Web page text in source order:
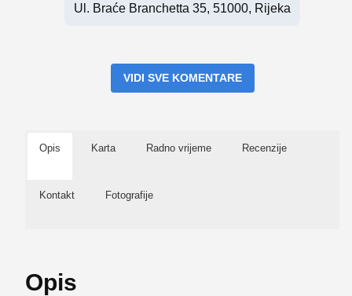
Ul. Braće Branchetta 35, 51000, Rijeka
VIDI SVE KOMENTARE
Opis Karta Radno vrijeme Recenzije
Kontakt Fotografije
Opis